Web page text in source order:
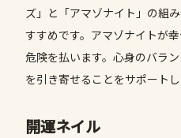
ズ」と「アマゾナイト」の組
すすめです。アマゾナイトが
危険を払います。心身のバラ
を引き寄せることをサポート
開運ネイル